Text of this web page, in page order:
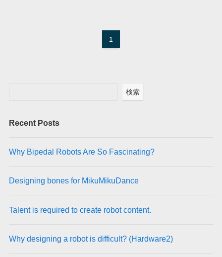
1
検索
Recent Posts
Why Bipedal Robots Are So Fascinating?
Designing bones for MikuMikuDance
Talent is required to create robot content.
Why designing a robot is difficult? (Hardware2)